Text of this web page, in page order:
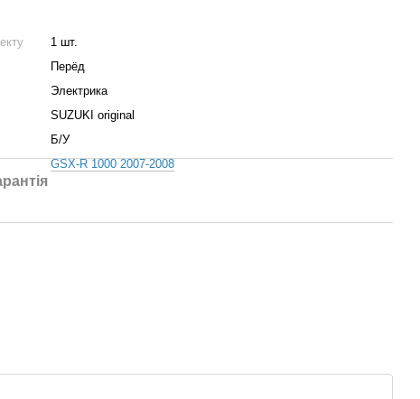
1 шт.
Пepёд
Электрика
SUZUKI original
Б/У
GSX-R 1000 2007-2008